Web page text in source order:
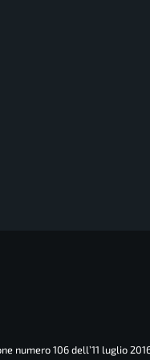
numero 106 dell’11 luglio